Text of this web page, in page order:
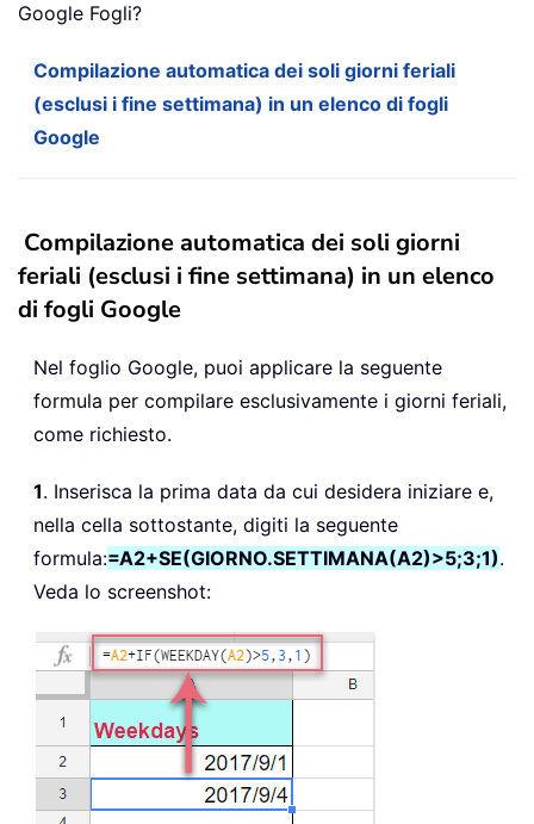
Google Fogli?
Compilazione automatica dei soli giorni feriali
(esclusi i fine settimana) in un elenco di fogli
Google
Compilazione automatica dei soli giorni
feriali (esclusi i fine settimana) in un elenco
di fogli Google
Nel foglio Google, puoi applicare la seguente
formula per compilare esclusivamente i giorni feriali,
come richiesto.
1. Inserisca la prima data da cui desidera iniziare e,
nella cella sottostante, digiti la seguente
formula:=A2+SE(GIORNO.SETTIMANA(A2)>5;3;1).
Veda lo screenshot: